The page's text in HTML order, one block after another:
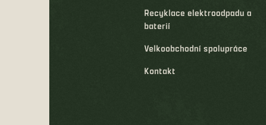
Recyklace elektroodpadu a
baterií
Velkoobchodní spolupráce
Kontakt